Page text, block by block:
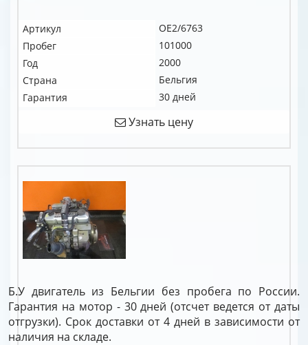
Артикул
OE2/6763
Пробег
101000
Год
2000
Страна
Бельгия
Гарантия
30 дней
Узнать цену
Б.У двигатель из Бельгии без пробега по России.
Гарантия на мотор - 30 дней (отсчет ведется от даты
отгрузки). Срок доставки от 4 дней в зависимости от
наличия на складе.